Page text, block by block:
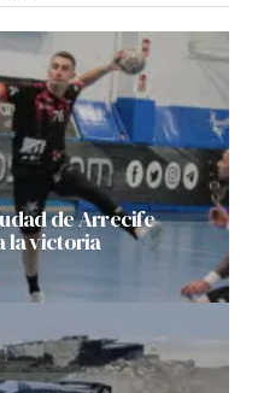
de Arrecife
la victoria